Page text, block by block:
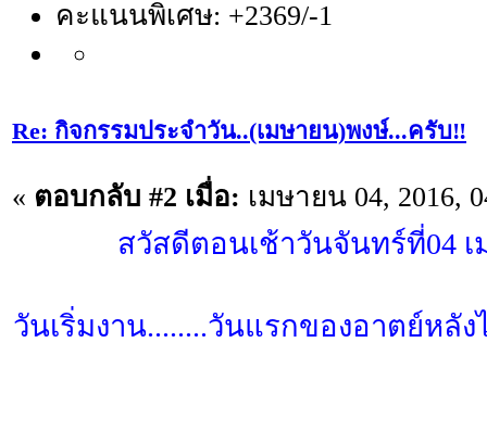
คะแนนพิเศษ: +2369/-1
Re: กิจกรรมประจำวัน..(เมษายน)พงษ์...ครับ‼️
« ตอบกลับ #2 เมื่อ: เมษายน 04, 2016,
สวัสดีตอนเช้าวันจันทร์ที่04
วันเริ่มงาน........วันแรกของอาตย์หลั